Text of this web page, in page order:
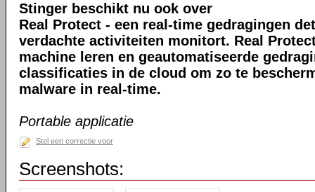
Stinger beschikt nu ook over
Real Protect - een real-time gedragingen
verdachte activiteiten monitort. Real
machine leren en geautomatiseerde
classificaties in de cloud om zo te
malware in real-time.
Portable applicatie
Stel een correctie voor
Screenshots: